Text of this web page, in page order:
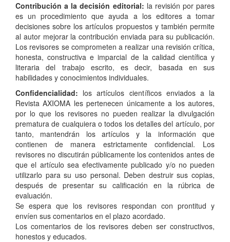
Contribución a la decisión editorial: la revisión por pares
es un procedimiento que ayuda a los editores a tomar
decisiones sobre los artículos propuestos y también permite
al autor mejorar la contribución enviada para su publicación.
Los revisores se comprometen a realizar una revisión crítica,
honesta, constructiva e imparcial de la calidad científica y
literaria del trabajo escrito, es decir, basada en sus
habilidades y conocimientos individuales.
Confidencialidad: los artículos científicos enviados a la
Revista AXIOMA les pertenecen únicamente a los autores,
por lo que los revisores no pueden realizar la divulgación
prematura de cualquiera o todos los detalles del artículo, por
tanto, mantendrán los artículos y la información que
contienen de manera estrictamente confidencial. Los
revisores no discutirán públicamente los contenidos antes de
que el artículo sea efectivamente publicado y/o no pueden
utilizarlo para su uso personal. Deben destruir sus copias,
después de presentar su calificación en la rúbrica de
evaluación.
Se espera que los revisores respondan con prontitud y
envíen sus comentarios en el plazo acordado.
Los comentarios de los revisores deben ser constructivos,
honestos y educados.